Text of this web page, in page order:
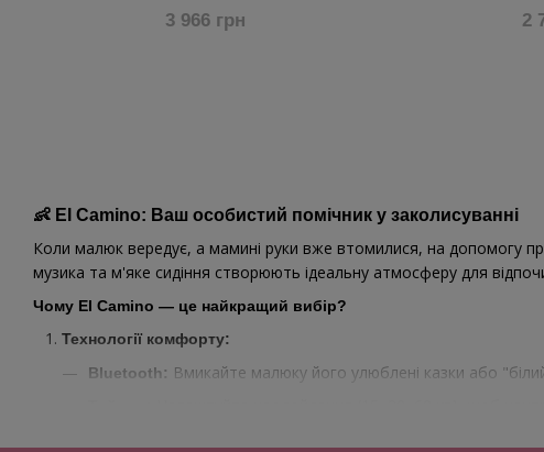
👶 El Camino: Ваш особистий помічник у заколисуванні
Коли малюк вередує, а мамині руки вже втомилися, на допомогу
музика та м'яке сидіння створюють ідеальну атмосферу для
Чому El Camino — це найкращий вибір?
Технології комфорту:
Bluetooth: Вмикайте малюку його улюблені казки або
3 966 грн 2